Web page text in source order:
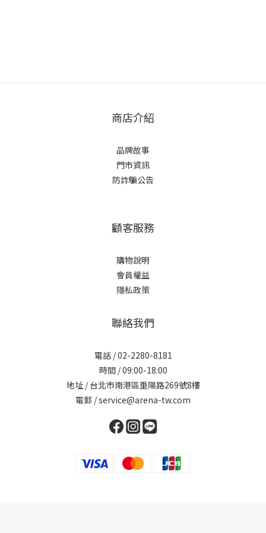
商店介紹
品牌故事
門市資訊
防詐騙公告
顧客服務
購物說明
會員權益
隱私政策
聯絡我們
電話 / 02-2280-8181
時間 / 09:00-18:00
地址 / 台北市南港區重陽路269號8樓
電郵 / service@arena-tw.com